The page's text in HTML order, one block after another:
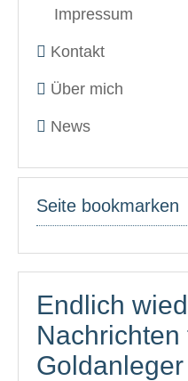
Impressum
Kontakt
Über mich
News
Seite bookmarken
Endlich
Nachrichten
Goldanleger